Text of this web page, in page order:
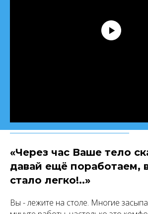
«Через час Ваше тело
давай ещё поработаем,
стало легко!..»
Вы - лежите на столе. Многие